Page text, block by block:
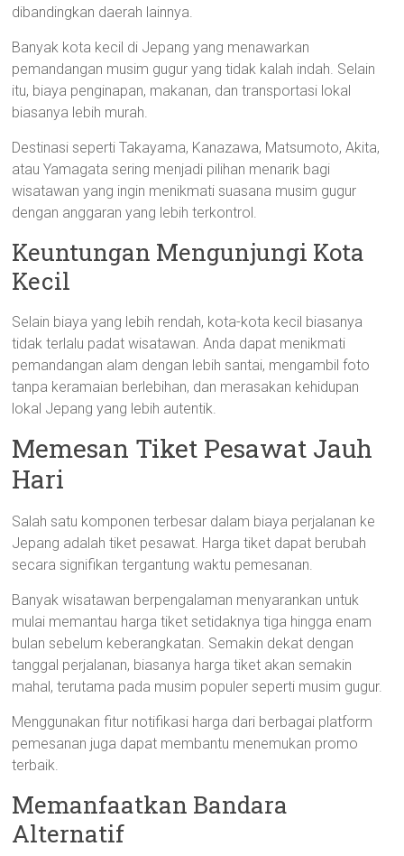
dibandingkan daerah lainnya.
Banyak kota kecil di Jepang yang menawarkan
pemandangan musim gugur yang tidak kalah indah. Selain
itu, biaya penginapan, makanan, dan transportasi lokal
biasanya lebih murah.
Destinasi seperti Takayama, Kanazawa, Matsumoto, Akita,
atau Yamagata sering menjadi pilihan menarik bagi
wisatawan yang ingin menikmati suasana musim gugur
dengan anggaran yang lebih terkontrol.
Keuntungan Mengunjungi Kota
Kecil
Selain biaya yang lebih rendah, kota-kota kecil biasanya
tidak terlalu padat wisatawan. Anda dapat menikmati
pemandangan alam dengan lebih santai, mengambil foto
tanpa keramaian berlebihan, dan merasakan kehidupan
lokal Jepang yang lebih autentik.
Memesan Tiket Pesawat Jauh
Hari
Salah satu komponen terbesar dalam biaya perjalanan ke
Jepang adalah tiket pesawat. Harga tiket dapat berubah
secara signifikan tergantung waktu pemesanan.
Banyak wisatawan berpengalaman menyarankan untuk
mulai memantau harga tiket setidaknya tiga hingga enam
bulan sebelum keberangkatan. Semakin dekat dengan
tanggal perjalanan, biasanya harga tiket akan semakin
mahal, terutama pada musim populer seperti musim gugur.
Menggunakan fitur notifikasi harga dari berbagai platform
pemesanan juga dapat membantu menemukan promo
terbaik.
Memanfaatkan Bandara
Alternatif